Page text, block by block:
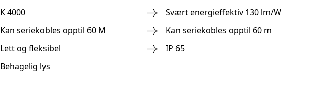
K 4000
Kan seriekobles opptil 60 M
Lett og fleksibel
Behagelig lys
Svært energieffektiv 130 lm/W
Kan seriekobles opptil 60 m
IP 65